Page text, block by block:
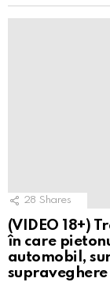
28 Shares
(VIDEO 18+)
în care
automobil,
supraveghere